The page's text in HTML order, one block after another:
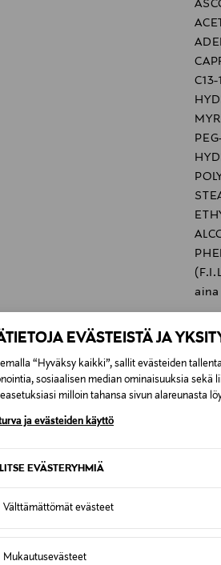
EVÄSTEISTÄ JA
“Hyväksy kaikki”, sallit evästeiden
sosiaalisen median ominaisuuksia sekä
milloin tahansa sivun alareunasta
ja evästeiden käyttö
EVÄSTERYHMIÄ
Välttämättömät evästeet
Mukautusevästeet